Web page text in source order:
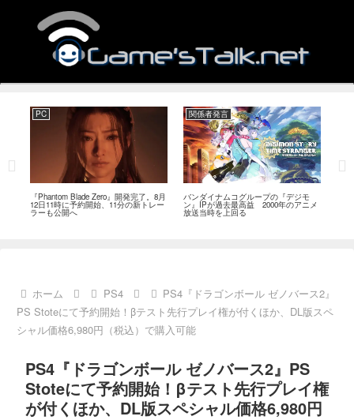
PC
『Phantom Blade Zero』開発完了。8月
12日11時に予約開始、11分の新トレー
ラーも公開へ
関係者発言
バンダイナムコグループの『デジモ
ン』IPが過去最高益 2000年のアニメ
放送当時を上回る
ホーム PS4
PS4『ドラゴンボール ゼノバース2』
PS Stoteにて予約開始！βテスト先行プレイ権が付くほか、DL版スペ
シャル価格6,980円（税込）で購入可能
PS4『ドラゴンボール ゼノバース2』PS
Stoteにて予約開始！βテスト先行プレイ権
が付くほか、DL版スペシャル価格6,980円